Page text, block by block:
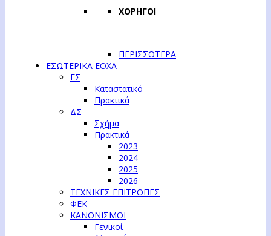
ΧΟΡΗΓΟΙ
ΠΕΡΙΣΣΟΤΕΡΑ
ΕΣΩΤΕΡΙΚΑ ΕΟΧΑ
ΓΣ
Καταστατικό
Πρακτικά
ΔΣ
Σχήμα
Πρακτικά
2023
2024
2025
2026
ΤΕΧΝΙΚΕΣ ΕΠΙΤΡΟΠΕΣ
ΦΕΚ
ΚΑΝΟΝΙΣΜΟΙ
Γενικοί